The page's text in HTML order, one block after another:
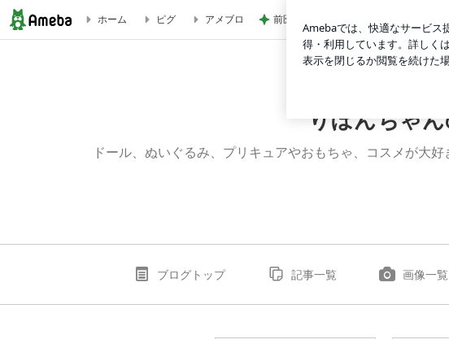
#これが私の絵心です | りぼんちゃんのふんわりピンクな毎日ブログ♡
ホーム ピグ アメブロ 前医が延々と始めた蝉の分布説明
りぼんちゃ
ドール、ぬいぐるみ、プリキュアやおもちゃ、コスメが大
ブログトップ 記事一覧 画像一覧